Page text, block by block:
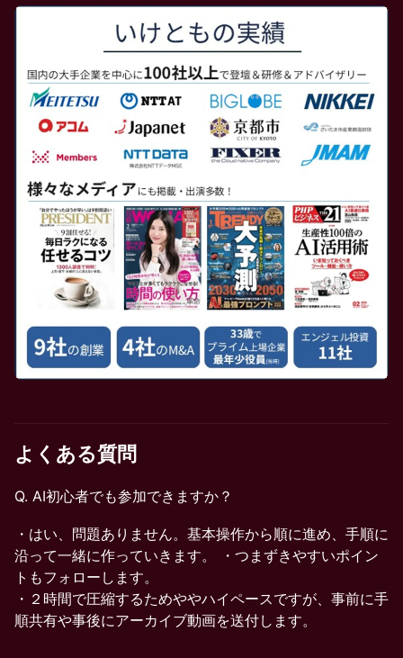
よくある質問
Q. AI初心者でも参加できますか？
・はい、問題ありません。基本操作から順に進め、手順に
沿って一緒に作っていきます。 ・つまずきやすいポイン
トもフォローします。
・２時間で圧縮するためややハイペースですが、事前に手
順共有や事後にアーカイブ動画を送付します。